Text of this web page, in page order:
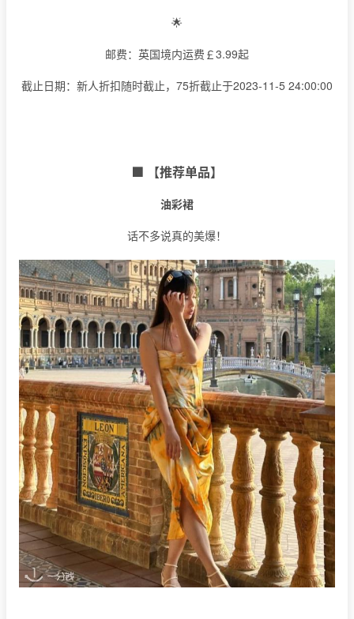
🌟
邮费：英国境内运费￡3.99起
截止日期：新人折扣随时截止，75折截止于2023-11-5 24:00:00
🟩 【推荐单品】
油彩裙
话不多说真的美爆！